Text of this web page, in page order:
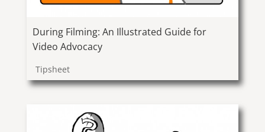
During Filming: An Illustrated Guide for
Video Advocacy
Tipsheet